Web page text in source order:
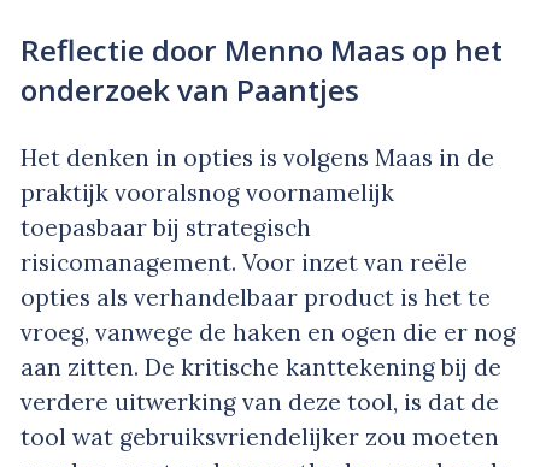
Reflectie door Menno Maas op het
onderzoek van Paantjes
Het denken in opties is volgens Maas in de
praktijk vooralsnog voornamelijk
toepasbaar bij strategisch
risicomanagement. Voor inzet van reële
opties als verhandelbaar product is het te
vroeg, vanwege de haken en ogen die er nog
aan zitten. De kritische kanttekening bij de
verdere uitwerking van deze tool, is dat de
tool wat gebruiksvriendelijker zou moeten